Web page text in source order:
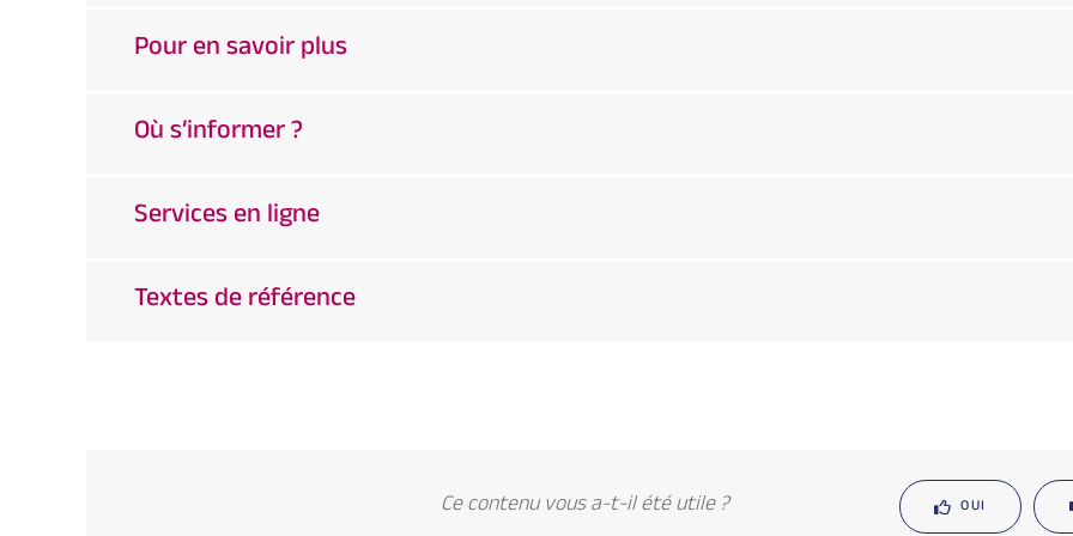
Pour en savoir plus
Où s’informer ?
Services en ligne
Textes de référence
Ce contenu vous a-t-il été utile ? OUI